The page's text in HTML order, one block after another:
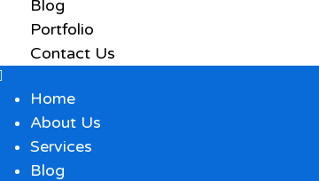
Blog
Portfolio
Contact Us
Home
About Us
Services
Blog